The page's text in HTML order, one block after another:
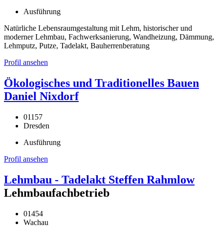
Ausführung
Natürliche Lebensraumgestaltung mit Lehm, historischer und
moderner Lehmbau, Fachwerksanierung, Wandheizung, Dämmung,
Lehmputz, Putze, Tadelakt, Bauherrenberatung
Profil ansehen
Ökologisches und Traditionelles Bauen
Daniel Nixdorf
01157
Dresden
Ausführung
Profil ansehen
Lehmbau - Tadelakt Steffen Rahmlow
Lehmbaufachbetrieb
01454
Wachau